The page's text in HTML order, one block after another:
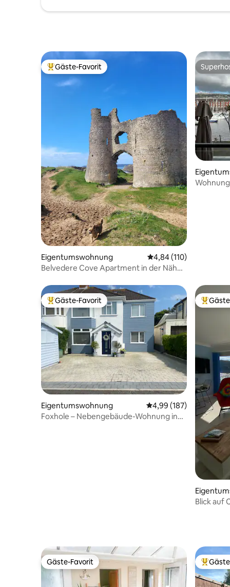
Beliebter Gäste-Favorit.
Gäste-Favorit
Eigentumswohnung Durchschnittliche
4,84 (110)
Belvedere Cove Apartment in der Nähe
Beliebter Gäste-Favorit.
Gäste-Favorit
Eigentumswohnung Durchschnittliche
4,99 (187)
Foxhole – Nebengebäude-Wohnung in
Blick auf
Strand-
Gäste-Favorit
Gäste-Favorit